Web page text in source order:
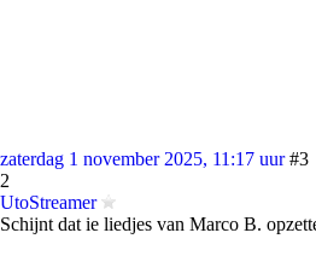
zaterdag 1 november 2025, 11:17 uur #3
2
UtoStreamer
Schijnt dat ie liedjes van Marco B.